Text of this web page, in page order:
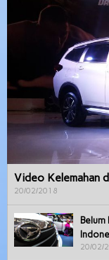
Video Kelemahan
20/02/2018
Belum
20/02/